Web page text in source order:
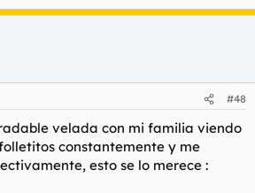
#48
velada con mi familia viendo
constantemente y me
esto se lo merece :